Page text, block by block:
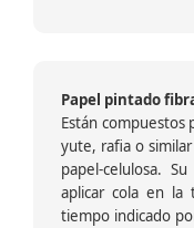
Papel pintado
Están compuestos
yute, rafia o
papel-celulosa.
aplicar cola en
tiempo indicado